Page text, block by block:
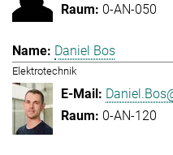
0-AN-050
Daniel Bos
Elektrotechnik
0-AN-120